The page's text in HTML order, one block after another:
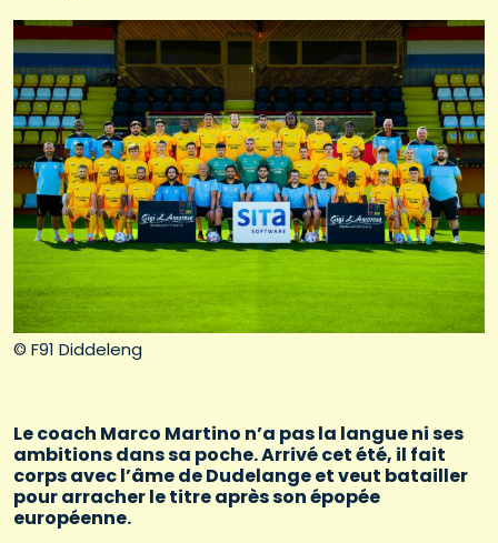
© F91 Diddeleng
Le coach Marco Martino n’a pas la langue ni ses
ambitions dans sa poche. Arrivé cet été, il fait
corps avec l’âme de Dudelange et veut batailler
pour arracher le titre après son épopée
européenne.